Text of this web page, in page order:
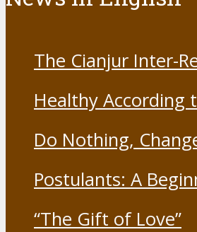
The Cianjur Inter-
19 Vaccine
Healthy According
Do Nothing,
Postulants: A
“The Gift of Love”